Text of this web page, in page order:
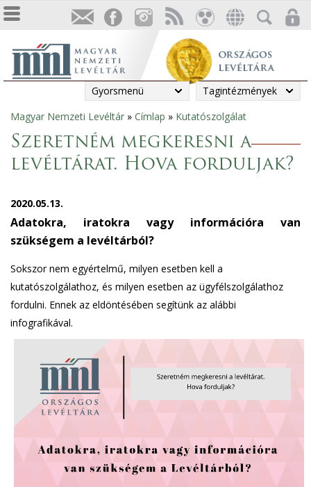
Gyorsmenü Tagintézmények
Jelenlegi
hely
Magyar Nemzeti Levéltár » Címlap » Kutatószolgálat
Szeretném megkeresni a
levéltárat. Hova forduljak?
2020.05.13.
Adatokra, iratokra vagy információra van
szükségem a levéltárból?
Sokszor nem egyértelmű, milyen esetben kell a
kutatószolgálathoz, és milyen esetben az ügyfélszolgálathoz
fordulni. Ennek az eldöntésében segítünk az alábbi
infografikával.